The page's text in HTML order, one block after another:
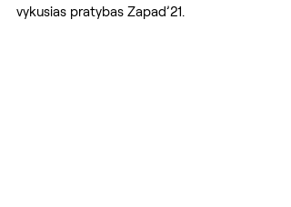
vykusias pratybas Zapad’21.